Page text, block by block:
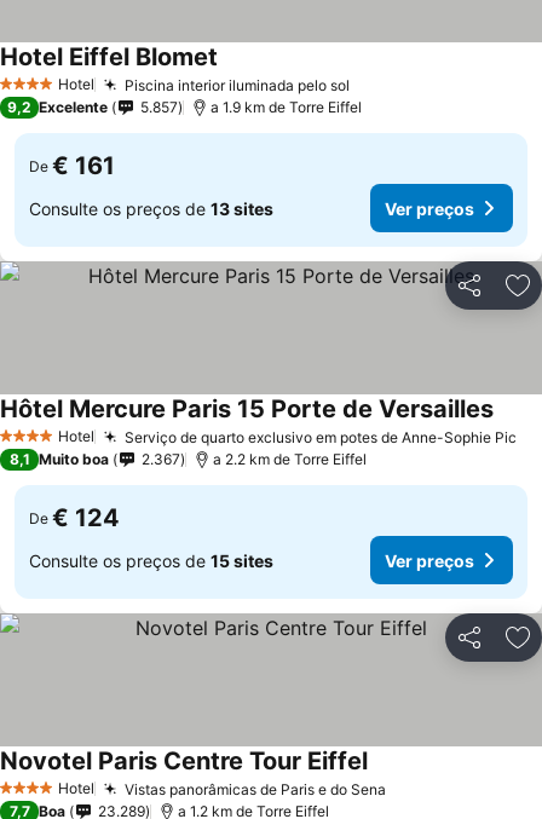
4 EstrelasHotel Piscina interior iluminada pelo sol
Hotel Eiffel Blomet
9,2 Excelente 5.857 a 1.9 km de Torre Eiffel
De € 161
Consulte os preços de 13 sites Ver preços
Partilhar
4 EstrelasHotel Serviço de quarto exclusivo em potes de Anne-Sophie Pic
Hôtel Mercure Paris 15 Porte de Versailles
8,1 Muito boa 2.367 a 2.2 km de Torre Eiffel
De € 124
Consulte os preços de 15 sites Ver preços
Partilhar
4 EstrelasHotel Vistas panorâmicas de Paris e do Sena
Novotel Paris Centre Tour Eiffel
7,7 Boa 23.289 a 1.2 km de Torre Eiffel